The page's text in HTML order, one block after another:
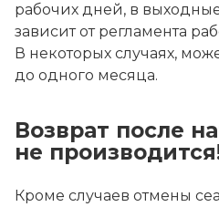
рабочих дней, в
зависит от регламента
В некоторых случаях,
до одного месяца.
Возврат после
не
Кроме случаев отмены